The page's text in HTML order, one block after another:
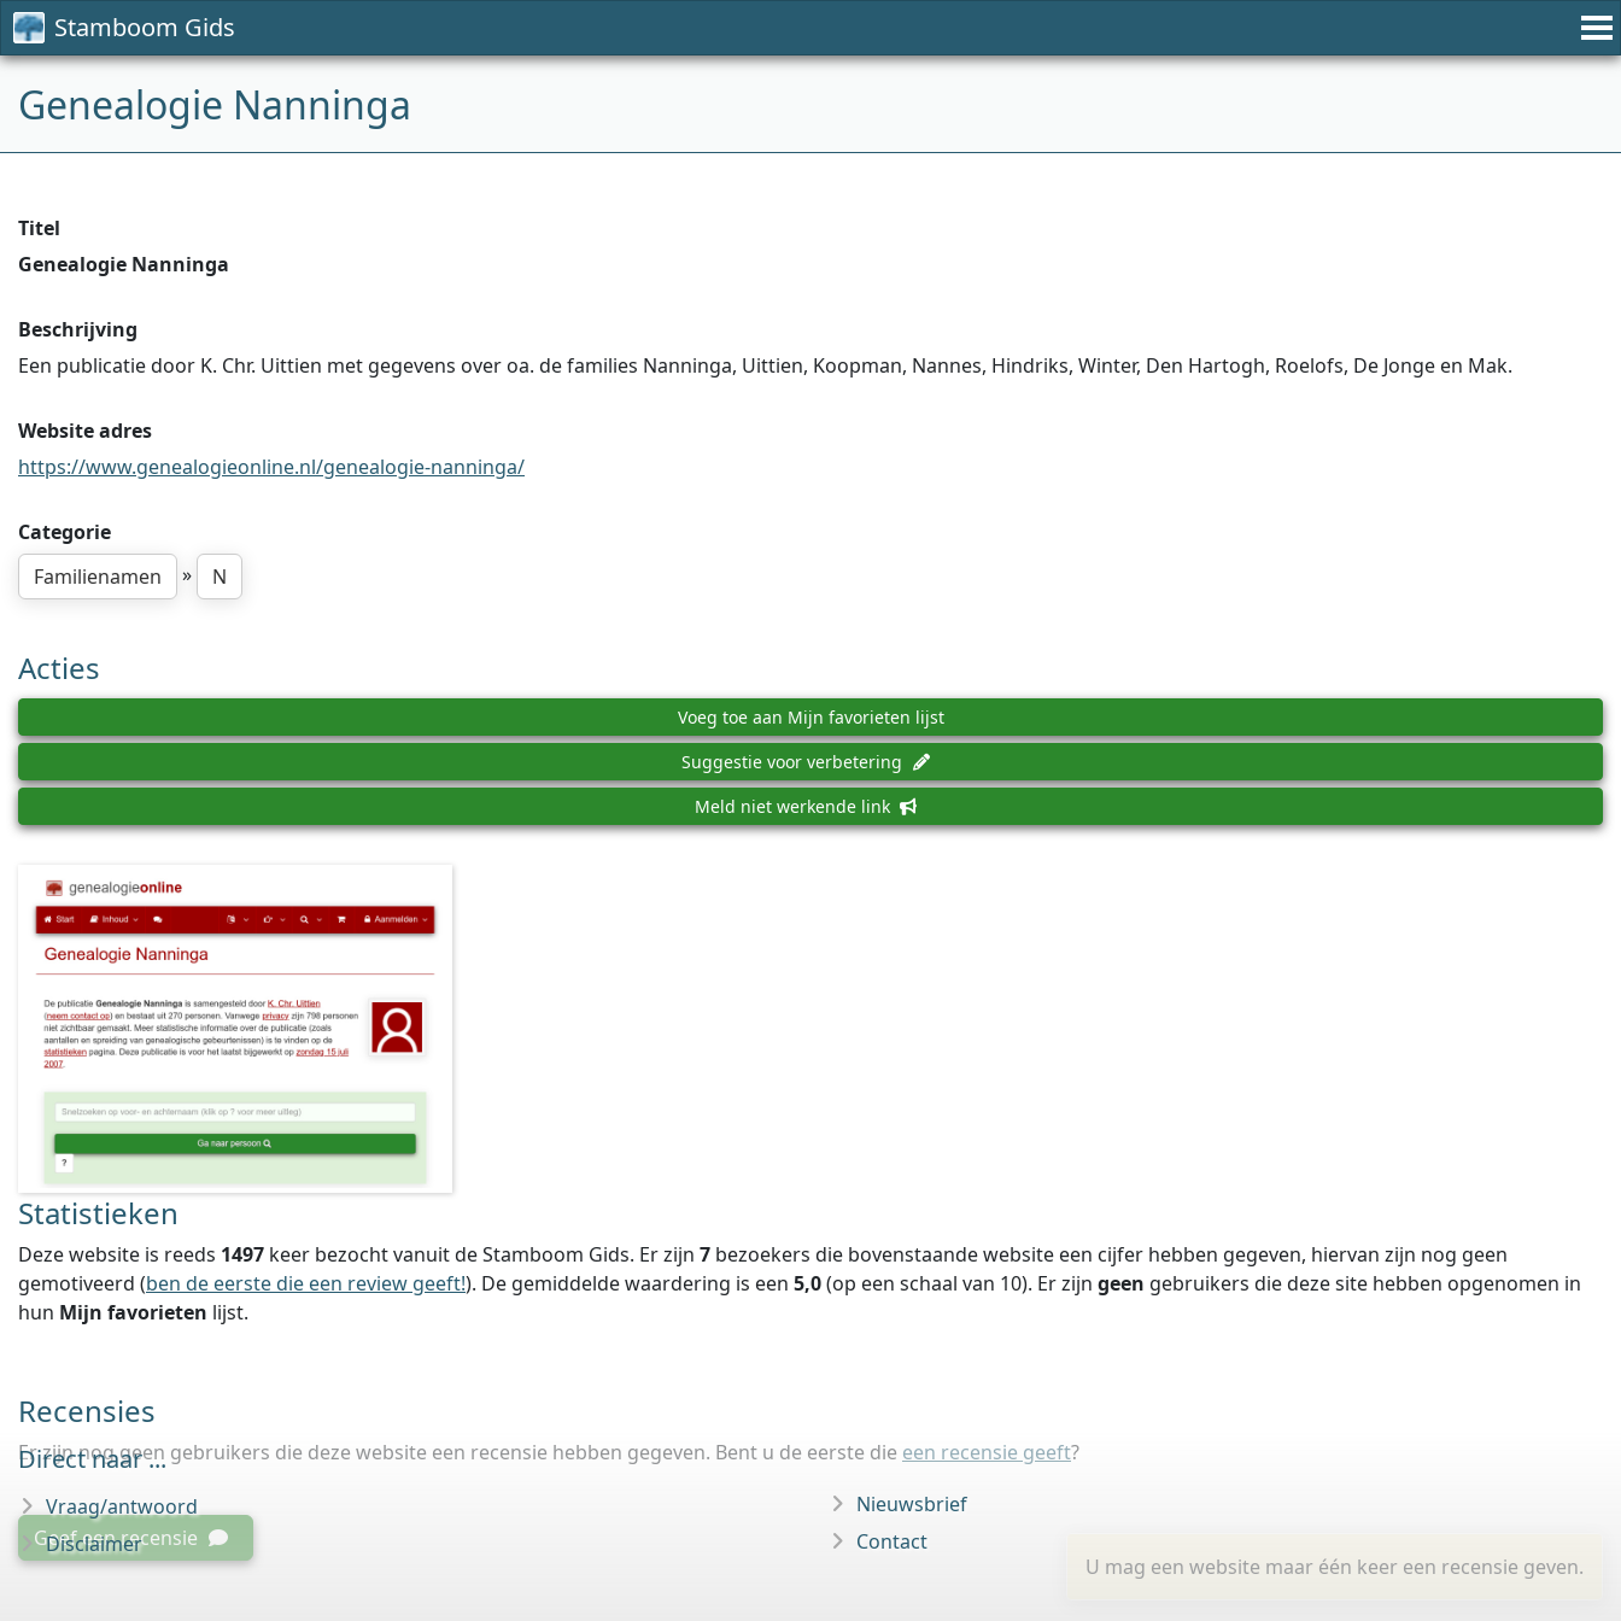
Stamboom Gids
Genealogie Nanninga
Titel
Genealogie Nanninga
Beschrijving
Een publicatie door K. Chr. Uittien met gegevens over oa. de families Nanninga, Uittien, Koopman, Nannes, Hindriks, Winter, Den Hartogh, Roelofs, De Jonge en Mak.
Website adres
https://www.genealogieonline.nl/genealogie-nanninga/
Categorie
Familienamen
» N
Acties
Voeg toe aan Mijn favorieten lijst
Suggestie voor verbetering
Meld niet werkende link
Statistieken
Deze website is reeds 1497 keer bezocht vanuit de Stamboom Gids. Er zijn 7 bezoekers die bovenstaande website een cijfer hebben gegeven, hiervan zijn nog geen
gemotiveerd (ben de eerste die een review geeft!). De gemiddelde waardering is een 5,0(op een schaal van 10). Er zijn geen gebruikers die deze site hebben opgenomen in
hun Mijn favorieten lijst.
Recensies
Er zijn nog geen gebruikers die deze website een recensie hebben gegeven. Bent u de eerste die een recensie geeft?
U mag een website maar één keer een recensie geven.
Geef een recensie
Direct naar ...
Vraag/antwoord
Disclaimer
Nieuwsbrief
Contact